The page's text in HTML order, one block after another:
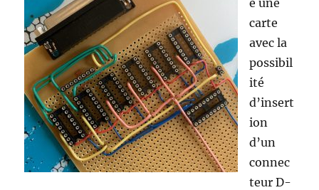
carte
avec la
possibil
ité
d’insert
ion
d’un
connec
teur D-